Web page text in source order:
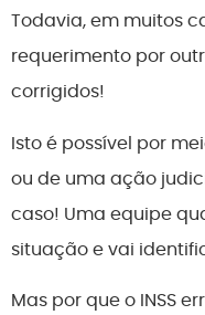
Todavia, em muitos
requerimento por
corrigidos!
Isto é possível por
ou de uma ação
caso! Uma equipe
situação e vai
Mas por que o INSS